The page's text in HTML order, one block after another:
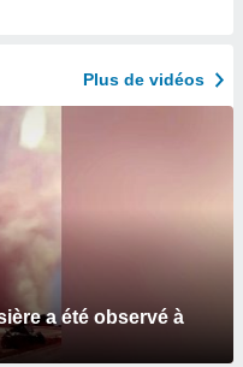
Plus de vidéos
a été observé à